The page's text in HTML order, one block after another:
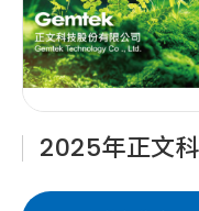
2025年正文